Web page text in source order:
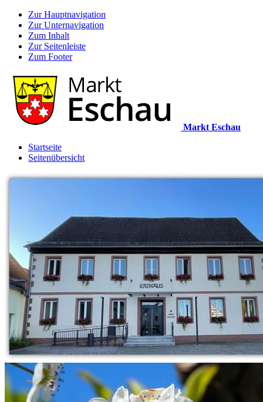
Zur Hauptnavigation
Zur Unternavigation
Zum Inhalt
Zur Seitenleiste
Zum Footer
Markt Eschau
Startseite
Seitenübersicht